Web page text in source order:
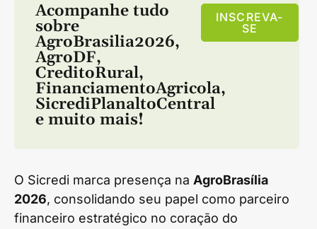
Acompanhe tudo
sobre
AgroBrasilia2026,
AgroDF,
CreditoRural,
FinanciamentoAgricola,
SicrediPlanaltoCentral
e muito mais!
INSCREVA-
SE
O Sicredi marca presença na AgroBrasília
2026, consolidando seu papel como parceiro
financeiro estratégico no coração do